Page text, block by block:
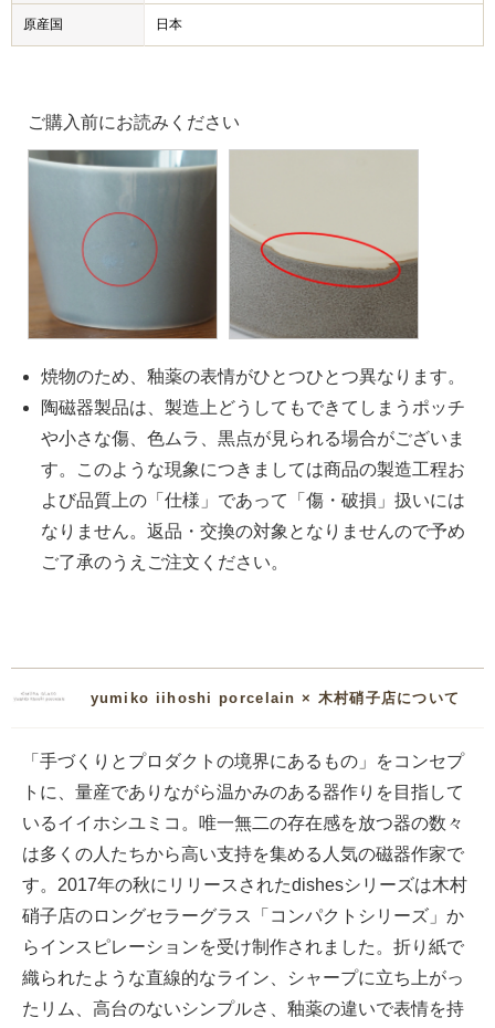
原産国 日本
ご購入前にお読みください
焼物のため、釉薬の表情がひとつひとつ異なります。
陶磁器製品は、製造上どうしてもできてしまうポッチ
や小さな傷、色ムラ、黒点が見られる場合がございま
す。このような現象につきましては商品の製造工程お
よび品質上の「仕様」であって「傷・破損」扱いには
なりません。返品・交換の対象となりませんので予め
ご了承のうえご注文ください。
yumiko iihoshi porcelain × 木村硝子店について
「手づくりとプロダクトの境界にあるもの」をコンセプ
トに、量産でありながら温かみのある器作りを目指して
いるイイホシユミコ。唯一無二の存在感を放つ器の数々
は多くの人たちから高い支持を集める人気の磁器作家で
す。2017年の秋にリリースされたdishesシリーズは木村
硝子店のロングセラーグラス「コンパクトシリーズ」か
らインスピレーションを受け制作されました。折り紙で
織られたような直線的なライン、シャープに立ち上がっ
たリム、高台のないシンプルさ、釉薬の違いで表情を持